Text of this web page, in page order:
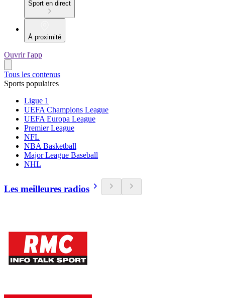
Sport en direct
À proximité
Ouvrir l'app
Tous les contenus
Sports populaires
Ligue 1
UEFA Champions League
UEFA Europa League
Premier League
NFL
NBA Basketball
Major League Baseball
NHL
Les meilleures radios